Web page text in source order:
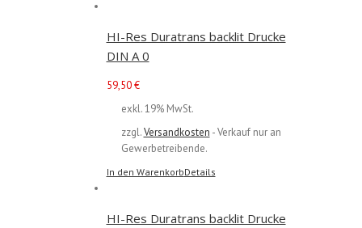
HI-Res Duratrans backlit Drucke
DIN A 0
59,50€
exkl. 19% MwSt.
zzgl.Versandkosten - Verkauf nur an
Gewerbetreibende.
In den WarenkorbDetails
HI-Res Duratrans backlit Drucke